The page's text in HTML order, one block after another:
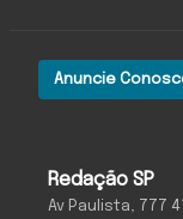
Redação SP
Av Paulista, 777
Anuncie